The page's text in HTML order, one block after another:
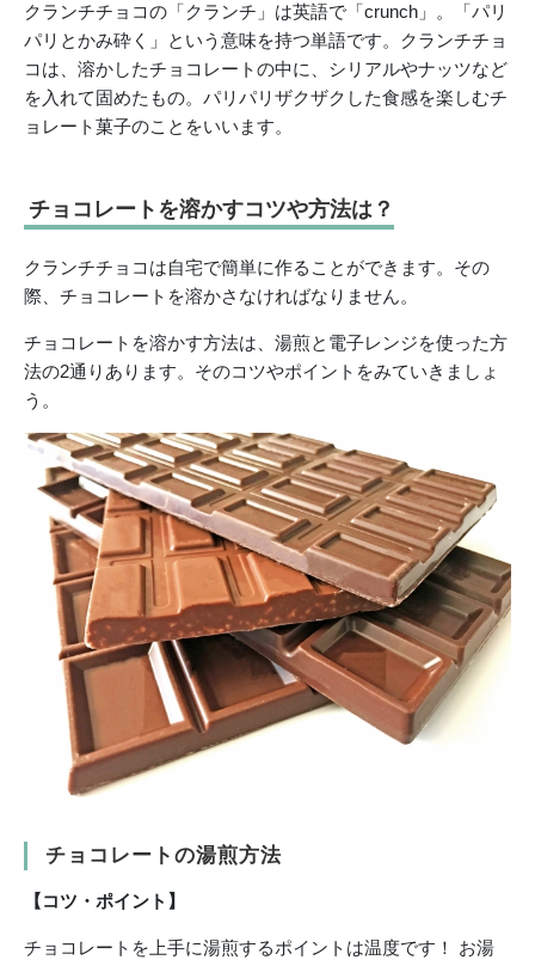
クランチチョコの「クランチ」は英語で「crunch」。「パリ
パリとかみ砕く」という意味を持つ単語です。クランチチョ
コは、溶かしたチョコレートの中に、シリアルやナッツなど
を入れて固めたもの。パリパリザクザクした食感を楽しむチ
ョレート菓子のことをいいます。
チョコレートを溶かすコツや方法は？
クランチチョコは自宅で簡単に作ることができます。その
際、チョコレートを溶かさなければなりません。
チョコレートを溶かす方法は、湯煎と電子レンジを使った方
法の2通りあります。そのコツやポイントをみていきましょ
う。
チョコレートの湯煎方法
【コツ・ポイント】
チョコレートを上手に湯煎するポイントは温度です！ お湯